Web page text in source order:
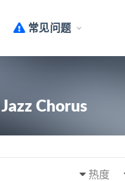
常见问题
Chorus
热度